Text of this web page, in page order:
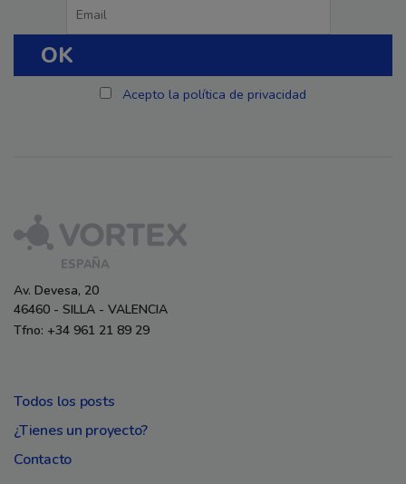
Acepto la política de privacidad
ESPAÑA
Av. Devesa, 20
46460 - SILLA - VALENCIA
Tfno: +34 961 21 89 29
Todos los posts
¿Tienes un proyecto?
Contacto